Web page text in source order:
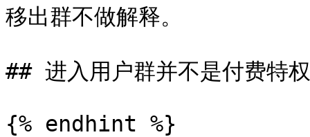
移出群不做解释。
## 进入用户群并不是付费特
{% endhint %}